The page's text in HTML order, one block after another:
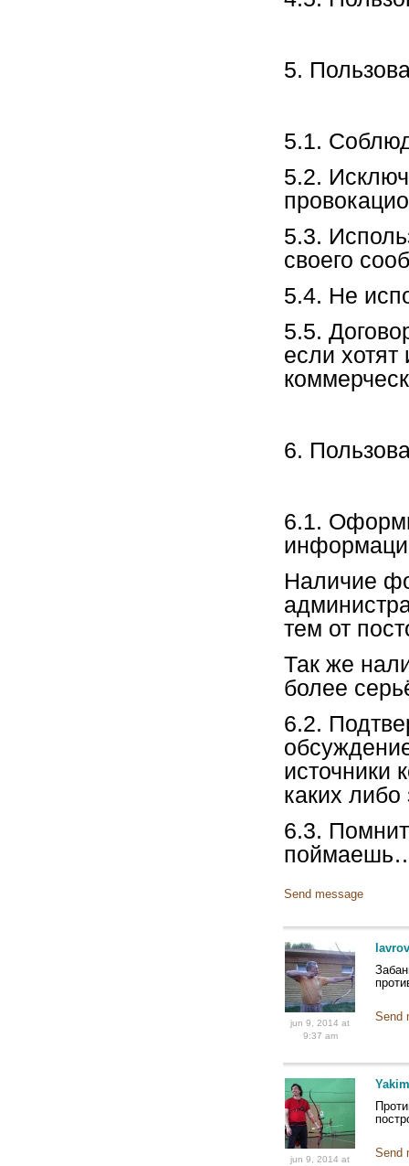
5.
5.1.
5.2.
5.3.
своего
5.4. Не
5.5.
если хотят
6.
6.1.
Наличие
тем от
Так же
более
6.2.
источники
каких либо
6.3.
поймаешь…
Send message
jun 9, 2014 at
9:37 am
Send
jun 9, 2014 at
Send